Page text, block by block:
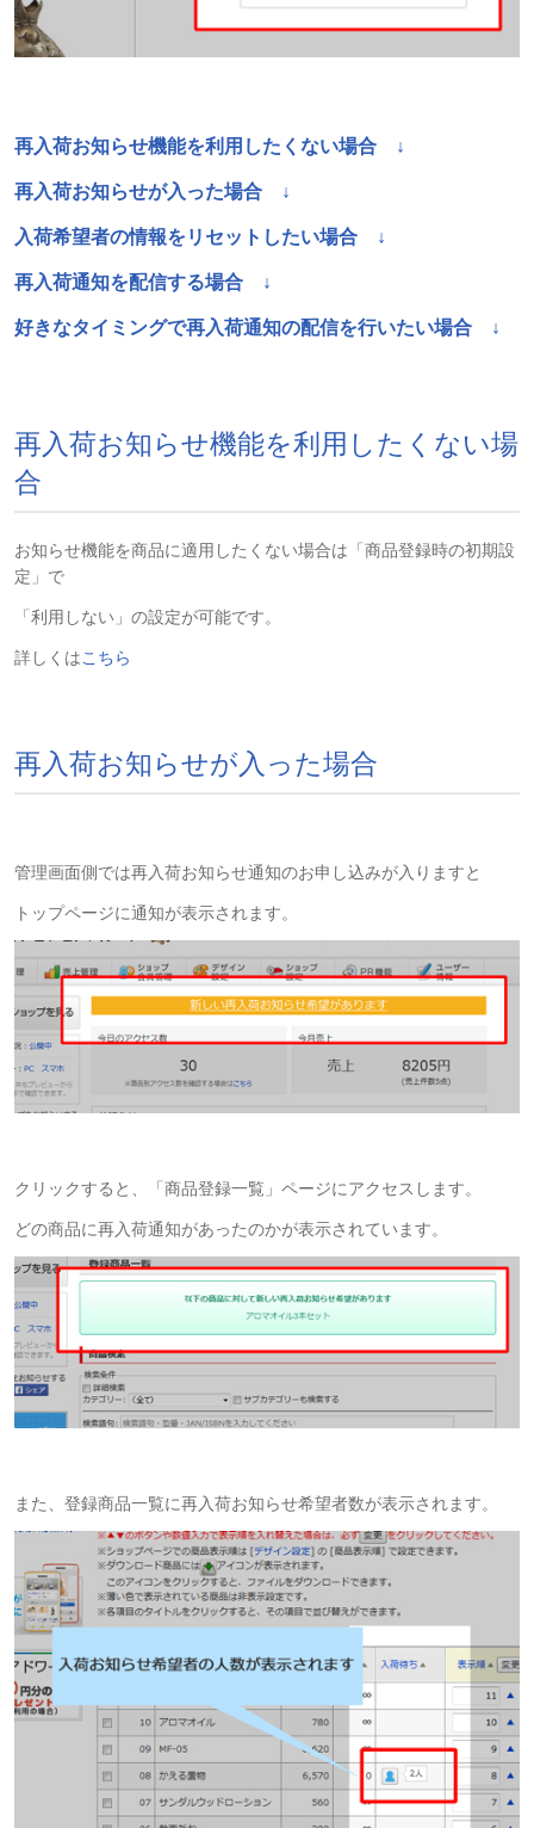
再入荷お知らせ機能を利用したくない場合 ↓
再入荷お知らせが入った場合 ↓
入荷希望者の情報をリセットしたい場合 ↓
再入荷通知を配信する場合 ↓
好きなタイミングで再入荷通知の配信を行いたい場合 ↓
再入荷お知らせ機能を利用したくない場
合
お知らせ機能を商品に適用したくない場合は「商品登録時の初期設
定」で
「利用しない」の設定が可能です。
詳しくはこちら
再入荷お知らせが入った場合
管理画面側では再入荷お知らせ通知のお申し込みが入りますと
トップページに通知が表示されます。
クリックすると、「商品登録一覧」ページにアクセスします。
どの商品に再入荷通知があったのかが表示されています。
また、登録商品一覧に再入荷お知らせ希望者数が表示されます。